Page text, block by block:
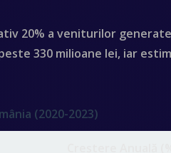
20% a veniturilor
330 milioane lei, iar
(2020-2023)